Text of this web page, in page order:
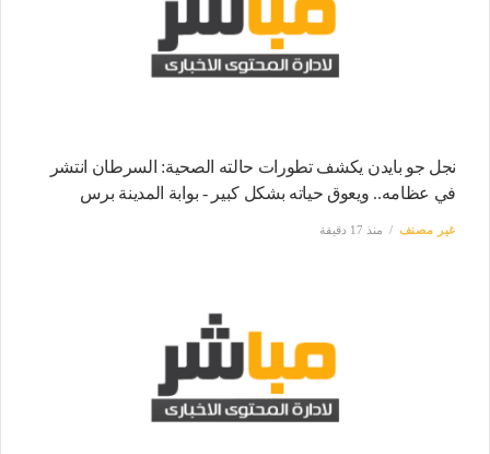
نجل جو بايدن يكشف تطورات حالته الصحية: السرطان انتشر
في عظامه.. ويعوق حياته بشكل كبير - بوابة المدينة برس
غير مصنف منذ 17 دقيقة